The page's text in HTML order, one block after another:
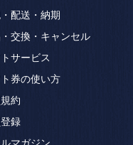
配送・納期
交換・キャンセル
サービス
券の使い方
約
録
ルマガジン